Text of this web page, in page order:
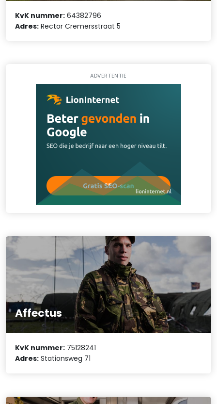
KvK nummer: 64382796
Adres: Rector Cremersstraat 5
ADVERTENTIE
Affectus
KvK nummer: 75128241
Adres: Stationsweg 71